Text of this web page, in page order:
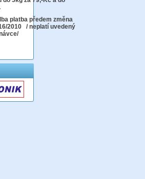
platba předem změna
2010 / neplatí uvedený